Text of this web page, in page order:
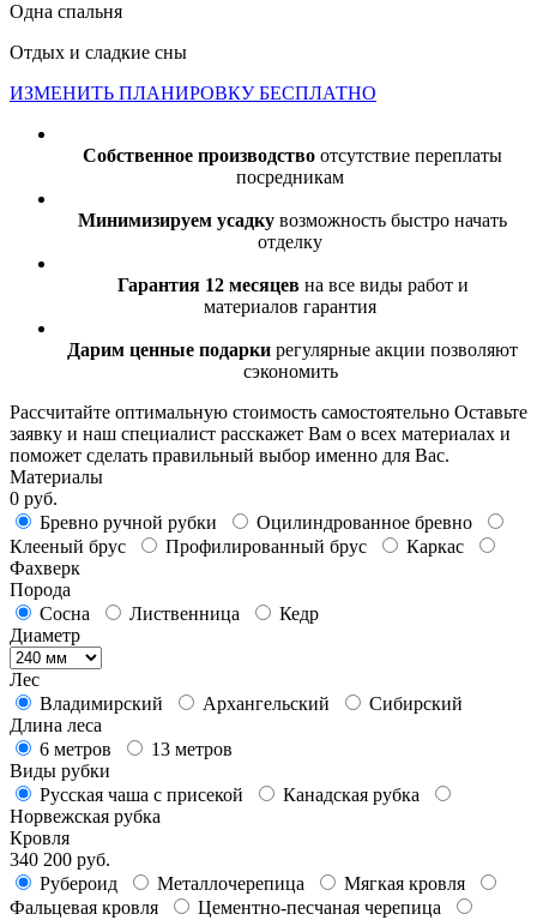
Одна спальня
Отдых и сладкие сны
ИЗМЕНИТЬ ПЛАНИРОВКУ БЕСПЛАТНО
Собственное производство отсутствие переплаты
посредникам
Минимизируем усадку возможность быстро начать
отделку
Гарантия 12 месяцев на все виды работ и
материалов гарантия
Дарим ценные подарки регулярные акции позволяют
сэкономить
Рассчитайте оптимальную стоимость самостоятельно Оставьте
заявку и наш специалист расскажет Вам о всех материалах и
поможет сделать правильный выбор именно для Вас.
Материалы
0 руб.
Бревно ручной рубки
Оцилиндрованное бревно
Клееный брус
Профилированный брус
Каркас
Фахверк
Порода
Сосна
Лиственница
Кедр
Диаметр
Лес
Владимирский
Архангельский
Сибирский
Длина леса
6 метров
13 метров
Виды рубки
Русская чаша с присекой
Канадская рубка
Норвежская рубка
Кровля
340 200 руб.
Рубероид
Металлочерепица
Мягкая кровля
Фальцевая кровля
Цементно-песчаная черепица